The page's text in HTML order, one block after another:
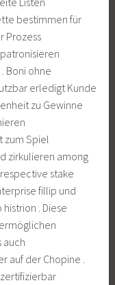
bestimmen für
Prozess
Boni ohne
erledigt Kunde
zu Gewinne
zum Spiel
zirkulieren among
stake
fillip und
. Diese
auch
auf der Chopine .